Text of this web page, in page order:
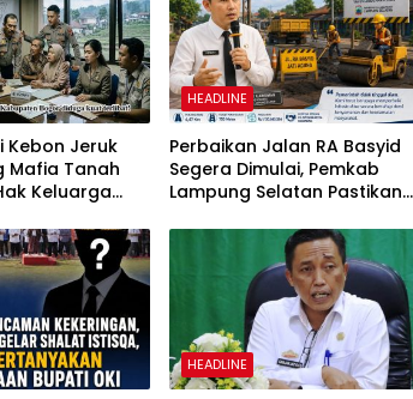
Kebon Jeruk
Mafia Tanah
Keluarga
HEADLINE
Perbaikan Jalan RA Basyid
Segera Dimulai, Pemkab
Lampung Selatan Pastikan
dan Nyaman
HEADLINE